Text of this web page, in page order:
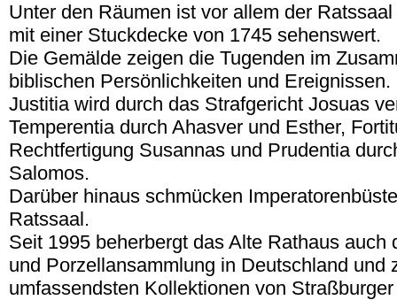
Unter den Räumen ist vor allem der
mit einer Stuckdecke von 1745 sehenswert.
Die Gemälde zeigen die Tugenden im
biblischen Persönlichkeiten und Ereignissen.
Justitia wird durch das Strafgericht Josuas
Temperentia durch Ahasver und Esther,
Rechtfertigung Susannas und Prudentia
Salomos.
Darüber hinaus schmücken
Ratssaal.
Seit 1995 beherbergt das Alte Rathaus auch
und Porzellansammlung in Deutschland und
umfassendsten Kollektionen von